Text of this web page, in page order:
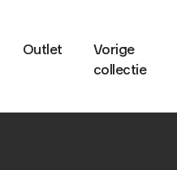
Outlet
Vorige
collectie